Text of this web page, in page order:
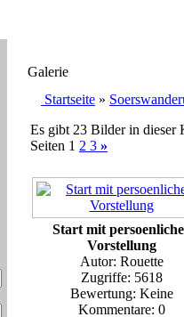
Galerie
Startseite »
Es gibt 23 Bilder in dieser
Seiten 1 2 3 »
Start mit
Vorstellung
Autor: Rouette
Zugriffe: 5618
Bewertung: Keine
Kommentare: 0